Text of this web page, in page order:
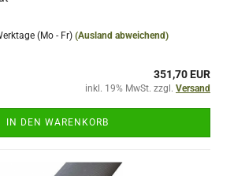
(Mo - Fr) (Ausland abweichend)
351,70 EUR
inkl. 19% MwSt. zzgl. Versand
IN DEN WARENKORB